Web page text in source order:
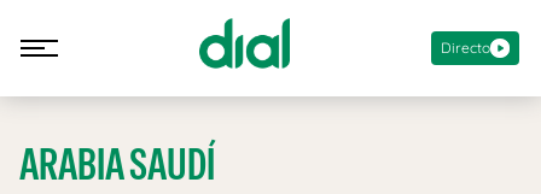
Directo
ARABIA SAUDÍ